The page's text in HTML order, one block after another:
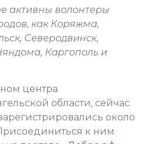
активны волонтеры
как Коряжма,
Северодвинск,
Каргополь и
центра
области, сейчас
около
к ним